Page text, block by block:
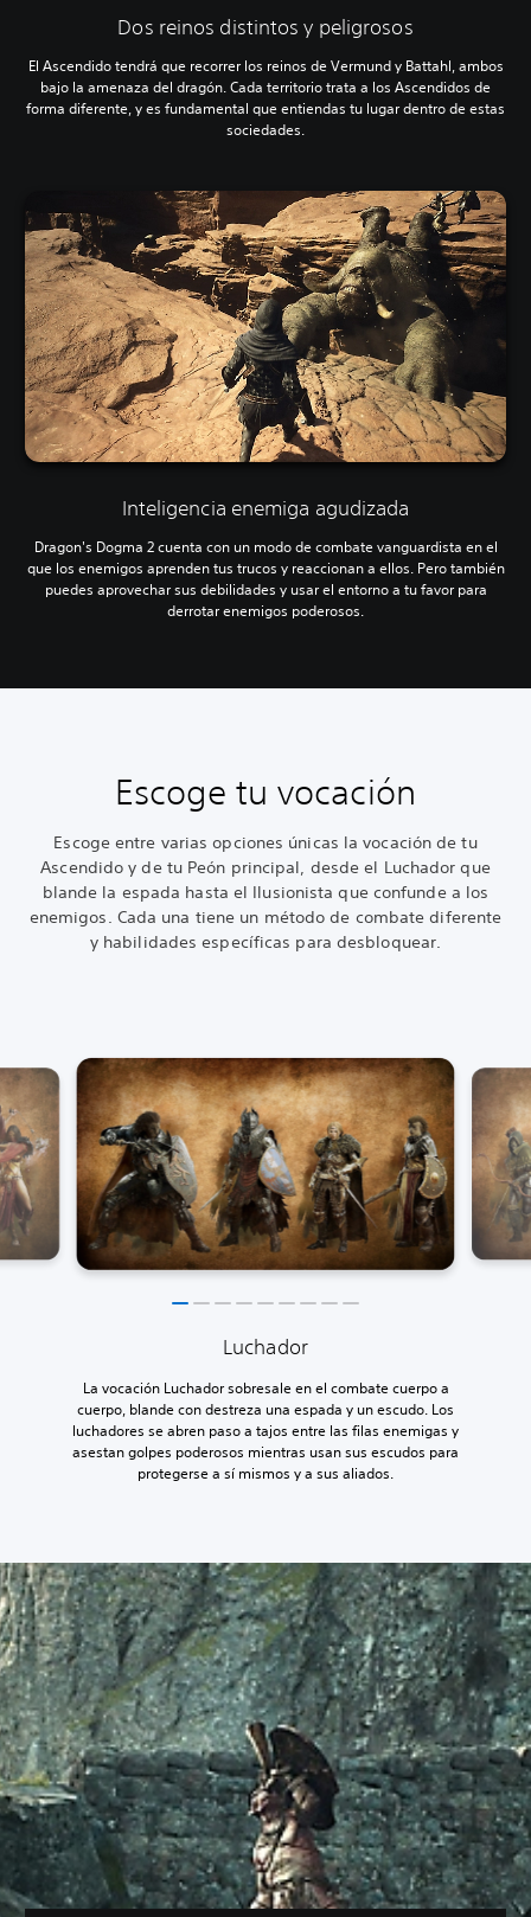
Dos reinos distintos y peligrosos
El Ascendido tendrá que recorrer los reinos de Vermund y Battahl, ambos
bajo la amenaza del dragón. Cada territorio trata a los Ascendidos de
forma diferente, y es fundamental que entiendas tu lugar dentro de estas
sociedades.
Inteligencia enemiga agudizada
Dragon's Dogma 2 cuenta con un modo de combate vanguardista en el
que los enemigos aprenden tus trucos y reaccionan a ellos. Pero también
puedes aprovechar sus debilidades y usar el entorno a tu favor para
derrotar enemigos poderosos.
Escoge tu vocación
Escoge entre varias opciones únicas la vocación de tu
Ascendido y de tu Peón principal, desde el Luchador que
blande la espada hasta el Ilusionista que confunde a los
enemigos. Cada una tiene un método de combate diferente
y habilidades específicas para desbloquear.
Luchador
La vocación Luchador sobresale en el combate cuerpo a
cuerpo, blande con destreza una espada y un escudo. Los
luchadores se abren paso a tajos entre las filas enemigas y
asestan golpes poderosos mientras usan sus escudos para
protegerse a sí mismos y a sus aliados.